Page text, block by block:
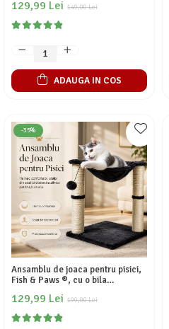
neintrerupta a animalelor de
companie, incarcare USB,
echipata cu lumina LED, 2L,
149,00 Lei
129,99 Lei
ADAUGA IN COS
-35%
Ansamblu de joaca pentru pisici,
Fish & Paws ®, cu o bila
din fibra rezistenta din sisal
pentru zgariat, inaltime de 50cm,
Gri
199,00 Lei
129,99 Lei